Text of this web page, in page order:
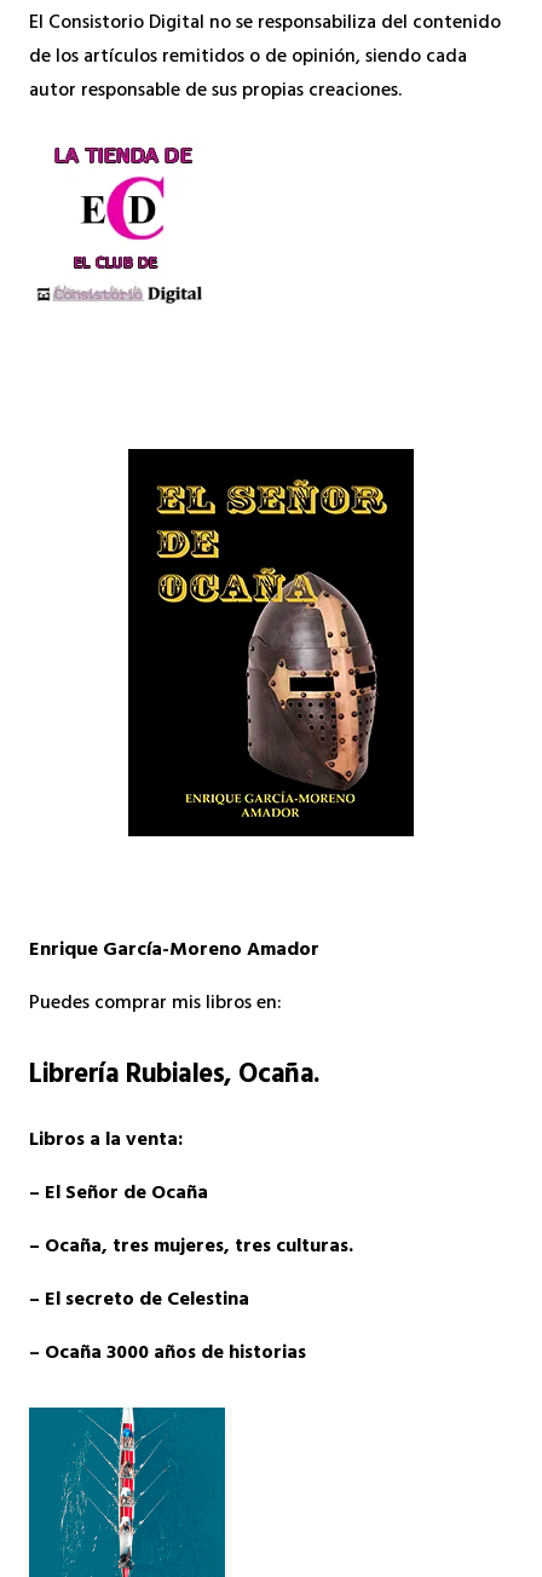
El Consistorio Digital no se responsabiliza del contenido
de los artículos remitidos o de opinión, siendo cada
autor responsable de sus propias creaciones.
Enrique García-Moreno Amador
Puedes comprar mis libros en:
Librería Rubiales, Ocaña.
Libros a la venta:
– El Señor de Ocaña
– Ocaña, tres mujeres, tres culturas.
– El secreto de Celestina
– Ocaña 3000 años de historias